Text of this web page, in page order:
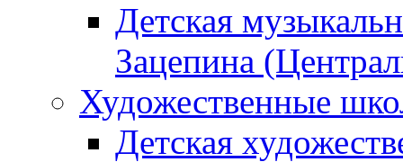
Детская
Зацепина
Художественные
Детская